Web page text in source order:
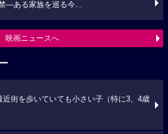
―ある家族を巡る今...
映画ニュースへ
近街を歩いていても小さい子（特に3、4歳